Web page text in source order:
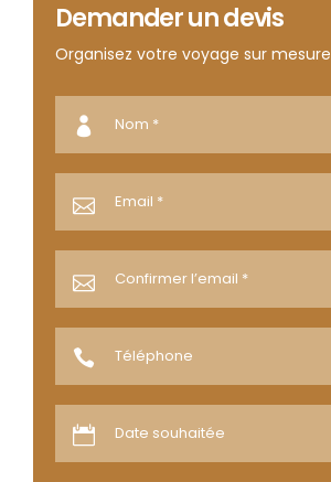
Demander un devis
Organisez votre voyage sur mesure